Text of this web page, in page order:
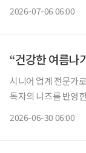
2026-07-06 06:00
“건강한 여름나
시니어 업계 전문가로
독자의 니즈를 반영한
2026-06-30 06:00